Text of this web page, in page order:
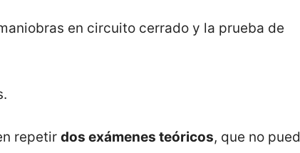
en circuito cerrado y la prueba de
repetir dos exámenes teóricos, que no